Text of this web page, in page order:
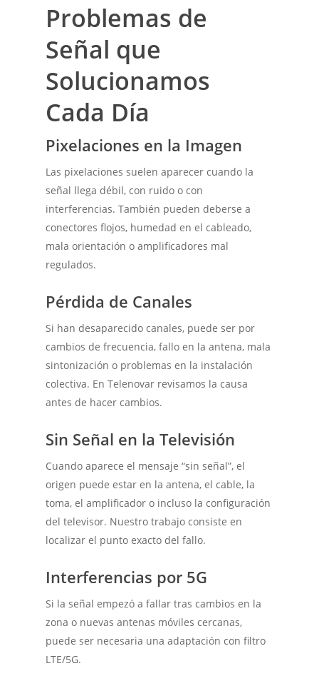
Problemas de
Señal que
Solucionamos
Cada Día
Pixelaciones en la Imagen
Las pixelaciones suelen aparecer cuando la
señal llega débil, con ruido o con
interferencias. También pueden deberse a
conectores flojos, humedad en el cableado,
mala orientación o amplificadores mal
regulados.
Pérdida de Canales
Si han desaparecido canales, puede ser por
cambios de frecuencia, fallo en la antena, mala
sintonización o problemas en la instalación
colectiva. En Telenovar revisamos la causa
antes de hacer cambios.
Sin Señal en la Televisión
Cuando aparece el mensaje “sin señal”, el
origen puede estar en la antena, el cable, la
toma, el amplificador o incluso la configuración
del televisor. Nuestro trabajo consiste en
localizar el punto exacto del fallo.
Interferencias por 5G
Si la señal empezó a fallar tras cambios en la
zona o nuevas antenas móviles cercanas,
puede ser necesaria una adaptación con filtro
LTE/5G.